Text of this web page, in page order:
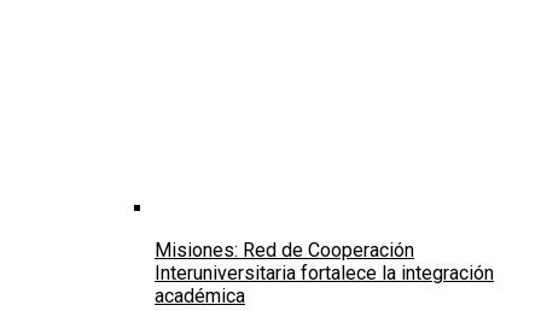
Misiones: Red de Cooperación
Interuniversitaria fortalece la integración
académica